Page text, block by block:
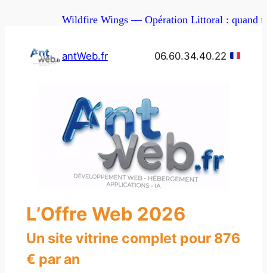
Wildfire Wings — Opération Littoral : quand un
antWeb.fr 06.60.34.40.22
L’Offre Web 2026
Un site vitrine complet pour 876
€ par an